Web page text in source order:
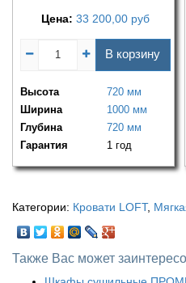
Цена: 33 200,00 руб
В корзину
Высота
720 мм
Ширина
1000 мм
Глубина
720 мм
Гарантия
1 год
Категории: Кровати LOFT,
Также Вас может